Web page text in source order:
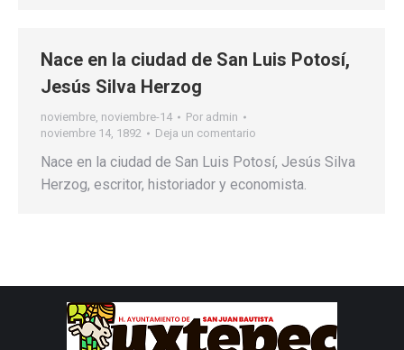
Nace en la ciudad de San Luis Potosí,
Jesús Silva Herzog
noviembre, noviembre-14 Por admin
noviembre 14, 1892
Deja un comentario
Nace en la ciudad de San Luis Potosí, Jesús Silva
Herzog, escritor, historiador y economista.